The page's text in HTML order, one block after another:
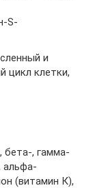
S-
и
цикл клетки,
бета-, гамма-
альфа-
(витамин К),